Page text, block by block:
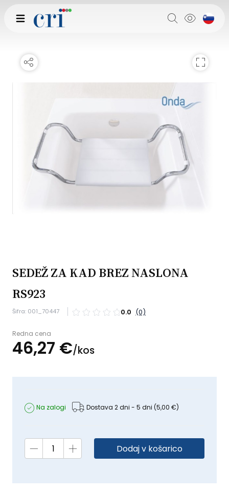
SEDEŽ ZA KAD BREZ NASLONA
RS923
Šifra: 001_70447 0.0 (0)
Redna cena
46,27 €/kos
Na zalogi Dostava 2 dni - 5 dni (5,00 €)
Dodaj v košarico